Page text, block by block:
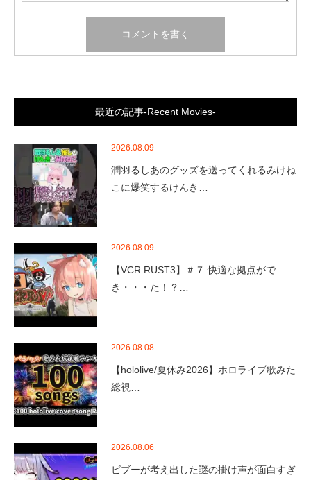
最近の記事-Recent Movies-
2026.08.09
潤羽るしあのグッズを送ってくれるみけね
こに爆笑するけんき…
2026.08.09
【VCR RUST3】＃７ 快適な拠点がで
き・・・た！？…
2026.08.08
【hololive/夏休み2026】ホロライブ歌みた
総視…
2026.08.06
ビブーが考え出した謎の掛け声が面白すぎ